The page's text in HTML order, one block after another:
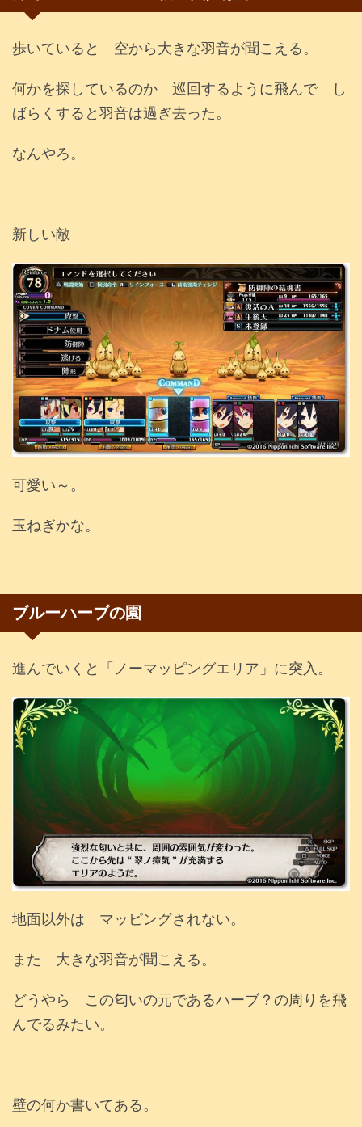
歩いていると 空から大きな羽音が聞こえる。
何かを探しているのか 巡回するように飛んで し
ばらくすると羽音は過ぎ去った。
なんやろ。
新しい敵
可愛い～。
玉ねぎかな。
ブルーハーブの園
進んでいくと「ノーマッピングエリア」に突入。
地面以外は マッピングされない。
また 大きな羽音が聞こえる。
どうやら この匂いの元であるハーブ？の周りを飛
んでるみたい。
壁の何か書いてある。